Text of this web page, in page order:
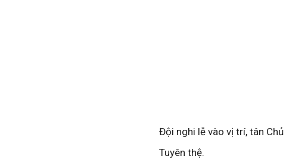
Đội nghi lễ vào vị trí, tân
Tuyên thệ.